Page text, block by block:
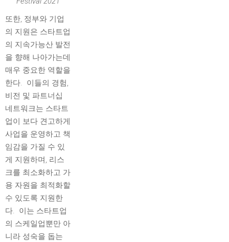
또한, 정부와 기업
의 지원은 스타트업
의 지속가능산 발전
을 향해 나아가는데
매우 중요한 역할을
한다. 이들의 경험,
비전 및 파트너십
네트워크는 스타트
업이 보다 견고하게
사업을 운영하고 책
임감을 가질 수 있
게 지원하며, 리스
크를 최소화하고 가
용 자원을 최적화할
수 있도록 지원한
다. 이는 스타트업
의 스케일업뿐만 아
니라 성숙을 돕는